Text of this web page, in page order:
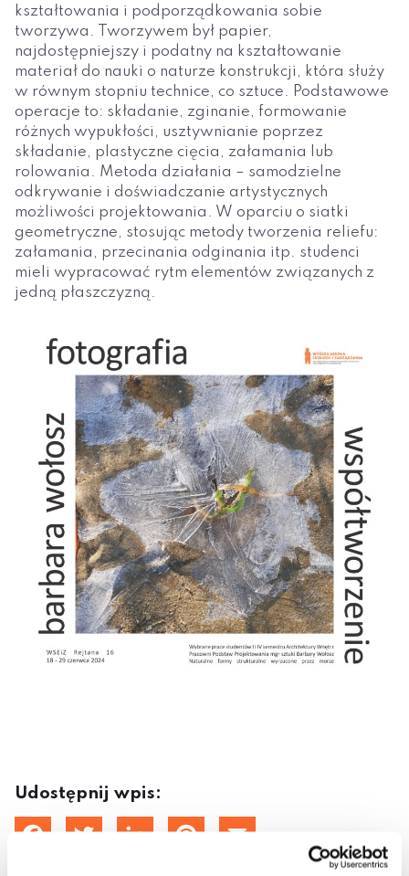
kształtowania i podporządkowania sobie
tworzywa. Tworzywem był papier,
najdostępniejszy i podatny na kształtowanie
materiał do nauki o naturze konstrukcji, która służy
w równym stopniu technice, co sztuce. Podstawowe
operacje to: składanie, zginanie, formowanie
różnych wypukłości, usztywnianie poprzez
składanie, plastyczne cięcia, załamania lub
rolowania. Metoda działania – samodzielne
odkrywanie i doświadczanie artystycznych
możliwości projektowania. W oparciu o siatki
geometryczne, stosując metody tworzenia reliefu:
załamania, przecinania odginania itp. studenci
mieli wypracować rytm elementów związanych z
jedną płaszczyzną.
Udostępnij wpis: